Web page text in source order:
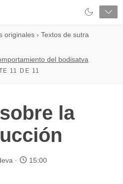
originales › Textos de sutra
del bodisatva
11 DE 11
la
15:00